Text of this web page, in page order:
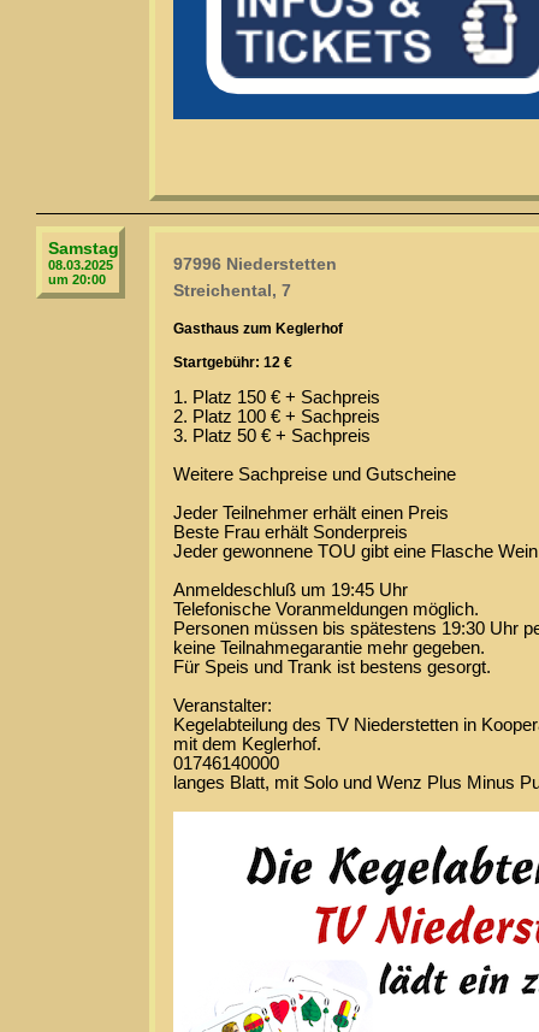
Samstag
08.03.2025
um 20:00
97996 Niederstetten
Streichental, 7
Gasthaus zum Keglerhof
Startgebühr: 12 €
1. Platz 150 € + Sachpreis
2. Platz 100 € + Sachpreis
3. Platz 50 € + Sachpreis
Weitere Sachpreise und Gutscheine
Jeder Teilnehmer erhält einen Preis
Beste Frau erhält Sonderpreis
Jeder gewonnene TOU gibt eine Flasche Wein
Anmeldeschluß um 19:45 Uhr
Telefonische Voranmeldungen möglich.
Personen müssen bis spätestens 19:30 Uhr
keine Teilnahmegarantie mehr gegeben.
Für Speis und Trank ist bestens gesorgt.
Veranstalter:
Kegelabteilung des TV Niederstetten in
mit dem Keglerhof.
01746140000
langes Blatt, mit Solo und Wenz Plus Minus